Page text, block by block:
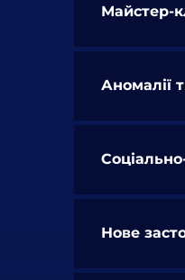
Майстер-
Аномалії
Нове